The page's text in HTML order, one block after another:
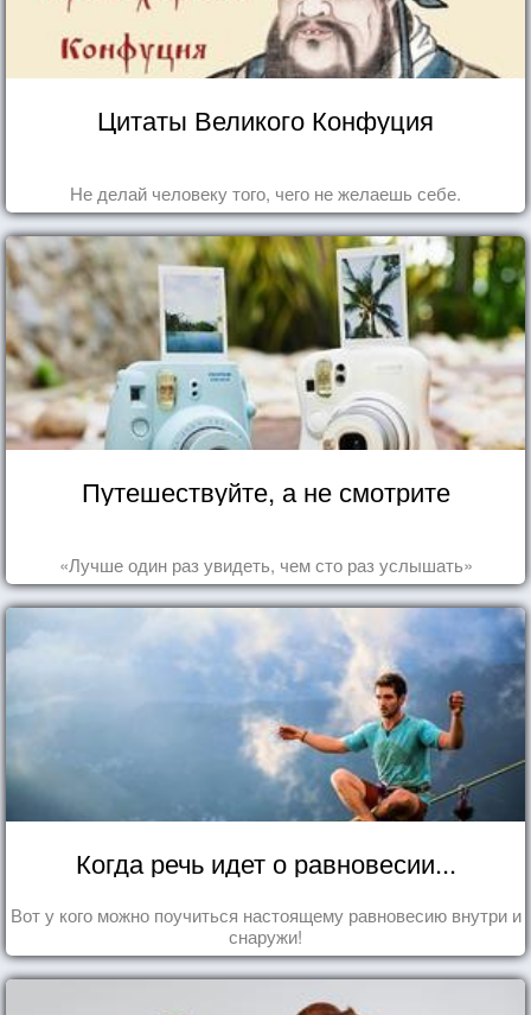
Цитаты Великого Конфуция
Не делай человеку того, чего не желаешь себе.
Путешествуйте, а не смотрите
«Лучше один раз увидеть, чем сто раз услышать»
Когда речь идет о равновесии...
Вот у кого можно поучиться настоящему равновесию внутри и
снаружи!